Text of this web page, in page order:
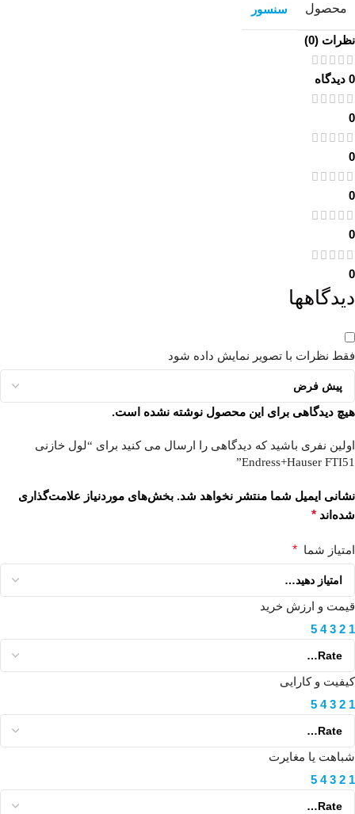
محصول سنسور
نظرات (0)
0 دیدگاه
0
0
0
0
0
دیدگاهها
فقط نظرات با تصویر نمایش داده شود
هیچ دیدگاهی برای این محصول نوشته نشده است.
اولین نفری باشید که دیدگاهی را ارسال می کنید برای “لول خازنی
Endress+Hauser FTI51”
نشانی ایمیل شما منتشر نخواهد شد. بخش‌های موردنیاز علامت‌گذاری
شده‌اند *
امتیاز شما *
قیمت و ارزش خرید
1
2
3
4
5
کیفیت و کارایی
1
2
3
4
5
شباهت یا مغایرت
1
2
3
4
5